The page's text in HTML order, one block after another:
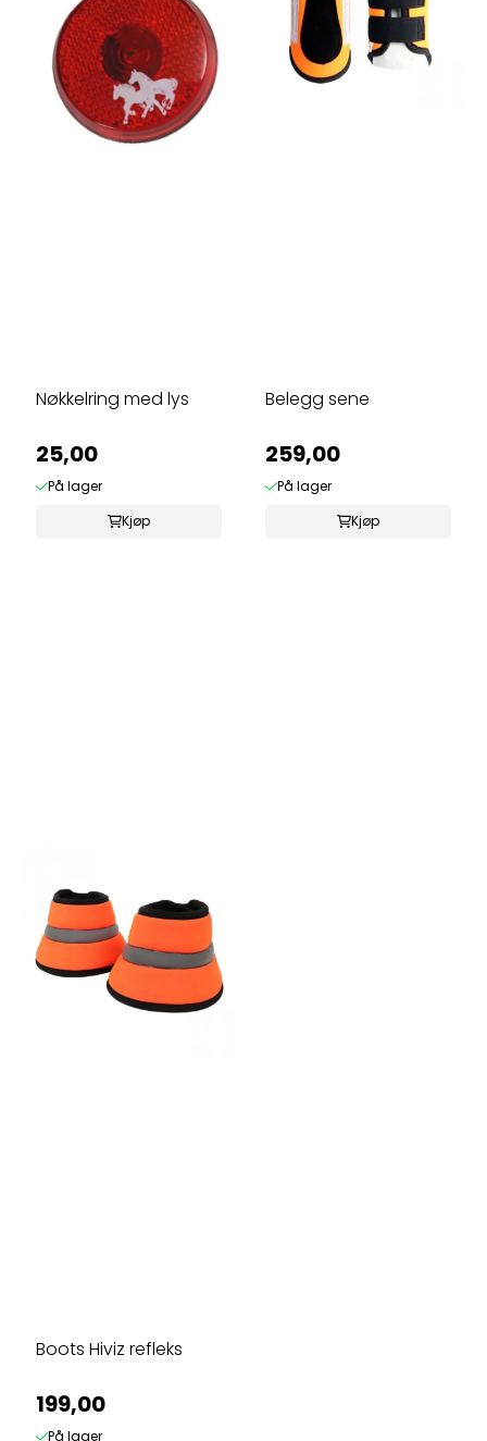
Nøkkelring med lys
25,00
På lager
Kjøp
Belegg sene
259,00
På lager
Kjøp
Boots Hiviz refleks
199,00
På lager